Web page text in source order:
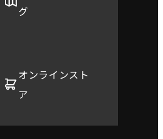
グ
オンラインスト
ア